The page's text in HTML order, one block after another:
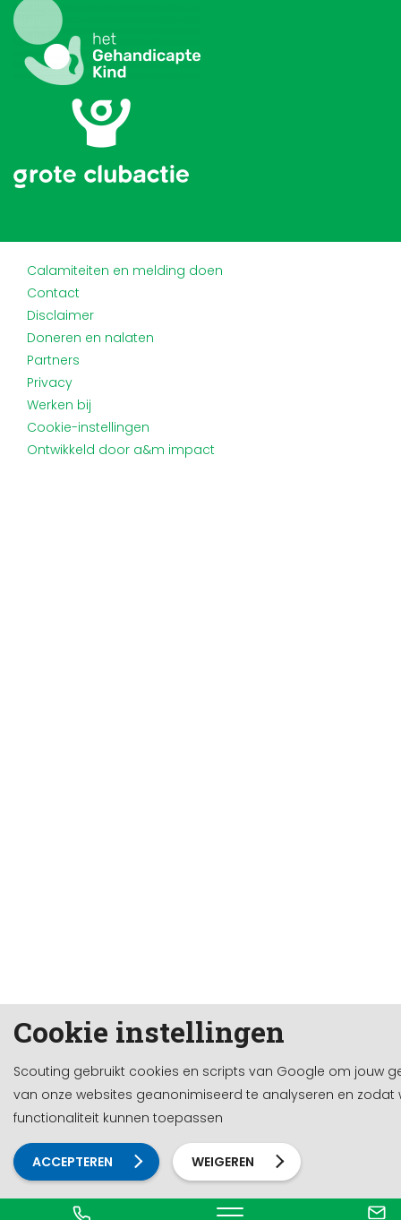
Cookie instellingen
Scouting gebruikt cookies en scripts van Google om jouw
van onze websites geanonimiseerd te analyseren en zodat
functionaliteit kunnen toepassen
ACCEPTEREN WEIGEREN
Calamiteiten en melding doen
Contact
Disclaimer
Doneren en nalaten
Partners
Privacy
Werken bij
Cookie-instellingen
Ontwikkeld door a&m impact